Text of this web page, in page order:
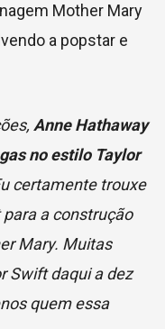
Mother Mary
a popstar e
Anne Hathaway
no estilo Taylor
certamente trouxe
a construção
Mary. Muitas
Swift daqui a dez
quem essa